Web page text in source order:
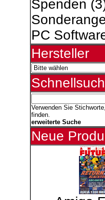
Spenden
PC
Hersteller
Verwenden Sie
finden.
erweiterte Suche
Neue